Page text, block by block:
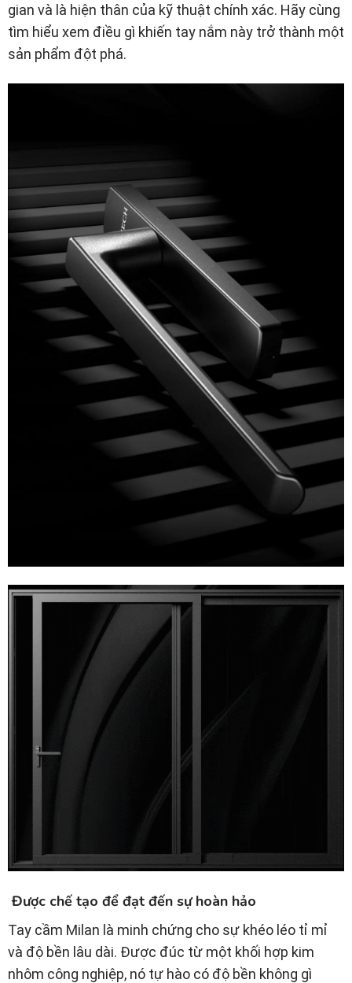
gian và là hiện thân của kỹ thuật chính xác. Hãy cùng
tìm hiểu xem điều gì khiến tay nắm này trở thành một
sản phẩm đột phá.
Được chế tạo để đạt đến sự hoàn hảo
Tay cầm Milan là minh chứng cho sự khéo léo tỉ mỉ
và độ bền lâu dài. Được đúc từ một khối hợp kim
nhôm công nghiệp, nó tự hào có độ bền không gì